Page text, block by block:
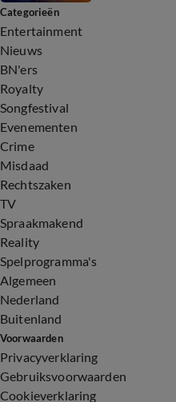
Categorieën
Entertainment
Nieuws
BN'ers
Royalty
Songfestival
Evenementen
Crime
Misdaad
Rechtszaken
TV
Spraakmakend
Reality
Spelprogramma's
Algemeen
Nederland
Buitenland
Voorwaarden
Privacyverklaring
Gebruiksvoorwaarden
Cookieverklaring